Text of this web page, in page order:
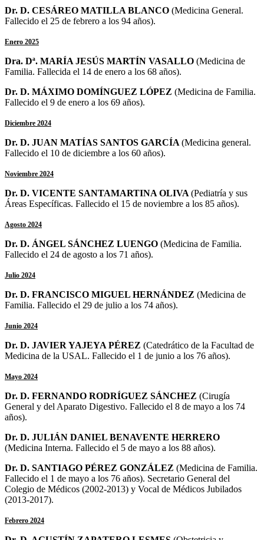
Dr. D. CESÁREO MATILLA BLANCO (Medicina General.
Fallecido el 25 de febrero a los 94 años).
Enero 2025
Dra. Dª. MARÍA JESÚS MARTÍN VASALLO (Medicina de
Familia. Fallecida el 14 de enero a los 68 años).
Dr. D. MÁXIMO DOMÍNGUEZ LÓPEZ (Medicina de Familia.
Fallecido el 9 de enero a los 69 años).
Diciembre 2024
Dr. D. JUAN MATÍAS SANTOS GARCÍA (Medicina general.
Fallecido el 10 de diciembre a los 60 años).
Noviembre 2024
Dr. D. VICENTE SANTAMARTINA OLIVA (Pediatría y sus
Áreas Específicas. Fallecido el 15 de noviembre a los 85 años).
Agosto 2024
Dr. D. ÁNGEL SÁNCHEZ LUENGO (Medicina de Familia.
Fallecido el 24 de agosto a los 71 años).
Julio 2024
Dr. D. FRANCISCO MIGUEL HERNÁNDEZ (Medicina de
Familia. Fallecido el 29 de julio a los 74 años).
Junio 2024
Dr. D. JAVIER YAJEYA PÉREZ (Catedrático de la Facultad de
Medicina de la USAL. Fallecido el 1 de junio a los 76 años).
Mayo 2024
Dr. D. FERNANDO RODRÍGUEZ SÁNCHEZ (Cirugía
General y del Aparato Digestivo. Fallecido el 8 de mayo a los 74
años).
Dr. D. JULIÁN DANIEL BENAVENTE HERRERO
(Medicina Interna. Fallecido el 5 de mayo a los 88 años).
Dr. D. SANTIAGO PÉREZ GONZÁLEZ (Medicina de Familia.
Fallecido el 1 de mayo a los 76 años). Secretario General del
Colegio de Médicos (2002-2013) y Vocal de Médicos Jubilados
(2013-2017).
Febrero 2024